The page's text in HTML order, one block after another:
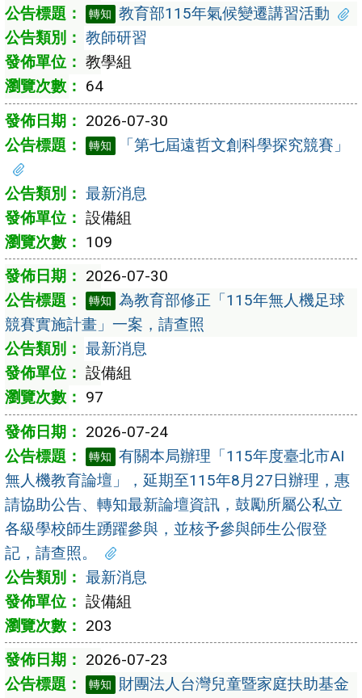
轉知 教育部115年氣候變遷講習活動
教師研習
教學組
64
2026-07-30
轉知 「第七屆遠哲文創科學探究競賽」
最新消息
設備組
109
2026-07-30
轉知 為教育部修正「115年無人機足球
競賽實施計畫」一案，請查照
最新消息
設備組
97
2026-07-24
轉知 有關本局辦理「115年度臺北市AI
無人機教育論壇」，延期至115年8月27日辦理，惠
請協助公告、轉知最新論壇資訊，鼓勵所屬公私立
各級學校師生踴躍參與，並核予參與師生公假登
記，請查照。
最新消息
設備組
203
2026-07-23
轉知
財團法人台灣兒童暨家庭扶助基金